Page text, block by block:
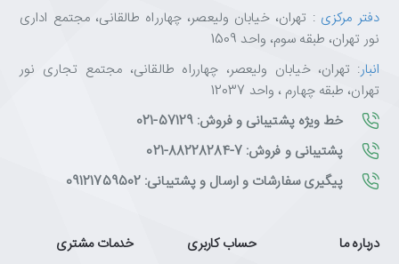
دفتر مرکزی : تهران، خیابان ولیعصر، چهارراه طالقانی، مجتمع اداری
نور تهران، طبقه سوم، واحد 1509
انبار: تهران، خیابان ولیعصر، چهارراه طالقانی، مجتمع تجاری نور
تهران، طبقه چهارم ، واحد 12037
خط ویژه پشتیبانی و فروش: 57129-021
پشتیبانی و فروش: 7-88228284-021
پیگیری سفارشات و ارسال و پشتیبانی: 09121759502
درباره ما حساب کاربری خدمات مشتری